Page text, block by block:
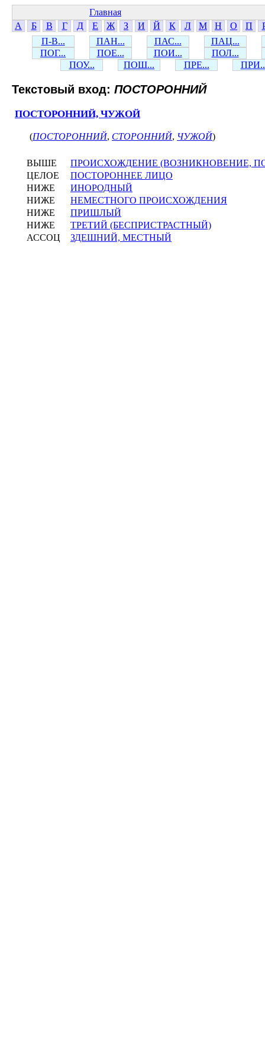
Главная
А
Б В Г Д Е Ж З И Й К Л М Н О П
П-В...
ПАН... ПАС...
ПАЦ...
ПОГ...
ПОЕ... ПОИ...
ПОЛ...
ПОУ...
ПОШ... ПРЕ...
Текстовый вход: ПОСТОРОННИЙ
ПОСТОРОННИЙ, ЧУЖОЙ
(ПОСТОРОННИЙ, СТОРОННИЙ, ЧУЖОЙ)
ВЫШЕ
ПРОИСХОЖДЕНИЕ (ВОЗНИКНОВЕНИЕ,
ЦЕЛОЕ
ПОСТОРОННЕЕ ЛИЦО
НИЖЕ
ИНОРОДНЫЙ
НИЖЕ
НЕМЕСТНОГО ПРОИСХОЖДЕНИЯ
НИЖЕ
ПРИШЛЫЙ
НИЖЕ
ТРЕТИЙ (БЕСПРИСТРАСТНЫЙ)
АССОЦ
ЗДЕШНИЙ, МЕСТНЫЙ